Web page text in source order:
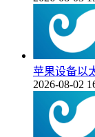
苹果设备以
2026-08-02